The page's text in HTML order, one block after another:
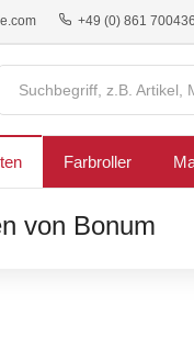
+49 (0) 861 700436
Farbroller
von Bonum